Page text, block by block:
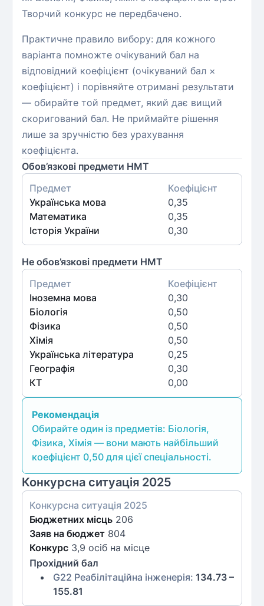
Творчий конкурс не передбачено.
Практичне правило вибору: для кожного
варіанта помножте очікуваний бал на
відповідний коефіцієнт (очікуваний бал ×
коефіцієнт) і порівняйте отримані результати
— обирайте той предмет, який дає вищий
скоригований бал. Не приймайте рішення
лише за зручністю без урахування
коефіцієнта.
Обов’язкові предмети НМТ
Предмет
Коефіцієнт
Українська мова
0,35
Математика
0,35
Історія України
0,30
Не обов’язкові предмети НМТ
Предмет
Коефіцієнт
Іноземна мова
0,30
Біологія
0,50
Фізика
0,50
Хімія
0,50
Українська література
0,25
Географія
0,30
КТ
0,00
Рекомендація
Обирайте один із предметів: Біологія,
Фізика, Хімія — вони мають найбільший
коефіцієнт 0,50 для цієї спеціальності.
Конкурсна ситуація 2025
Конкурсна ситуація 2025
Бюджетних місць 206
Заяв на бюджет 804
Конкурс 3,9 осіб на місце
Прохідний бал
G22 Реабілітаційна інженерія: 134.73 –
155.81